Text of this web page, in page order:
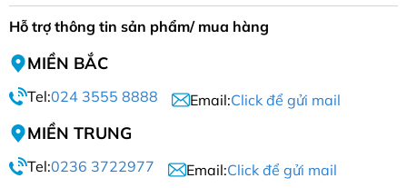
Hỗ trợ thông tin sản phẩm/ mua hàng
MIỀN BẮC
Tel:024 3555 8888 Email:Click để gửi mail
MIỀN TRUNG
Tel:0236 3722977 Email:Click để gửi mail